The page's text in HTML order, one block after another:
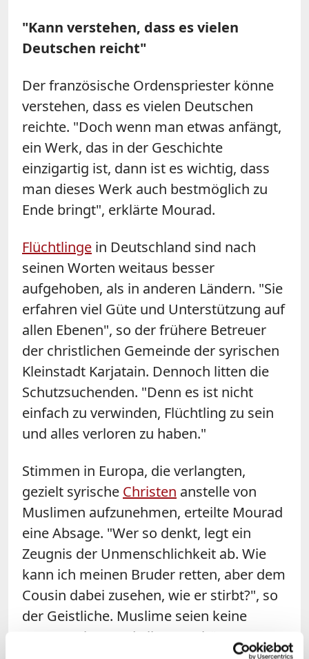
"Kann verstehen, dass es vielen
Deutschen reicht"
Der französische Ordenspriester könne
verstehen, dass es vielen Deutschen
reichte. "Doch wenn man etwas anfängt,
ein Werk, das in der Geschichte
einzigartig ist, dann ist es wichtig, dass
man dieses Werk auch bestmöglich zu
Ende bringt", erklärte Mourad.
Flüchtlinge in Deutschland sind nach
seinen Worten weitaus besser
aufgehoben, als in anderen Ländern. "Sie
erfahren viel Güte und Unterstützung auf
allen Ebenen", so der frühere Betreuer
der christlichen Gemeinde der syrischen
Kleinstadt Karjatain. Dennoch litten die
Schutzsuchenden. "Denn es ist nicht
einfach zu verwinden, Flüchtling zu sein
und alles verloren zu haben."
Stimmen in Europa, die verlangten,
gezielt syrische Christen anstelle von
Muslimen aufzunehmen, erteilte Mourad
eine Absage. "Wer so denkt, legt ein
Zeugnis der Unmenschlichkeit ab. Wie
kann ich meinen Bruder retten, aber dem
Cousin dabei zusehen, wie er stirbt?", so
der Geistliche. Muslime seien keine
Unmenschen und alle Syrer hätten es